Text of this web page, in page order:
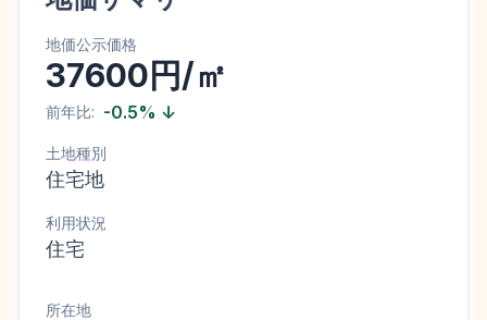
地価公示価格
37600円/㎡
前年比: -0.5% ↓
土地種別
住宅地
利用状況
住宅
所在地